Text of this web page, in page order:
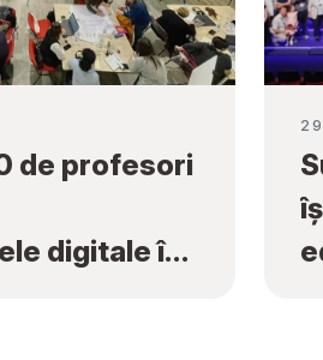
de profesori
digitale în